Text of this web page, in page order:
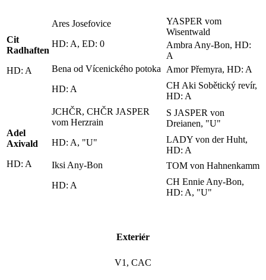
Cit
Radhaften
HD: A
Ares Josefovice
HD: A, ED: 0
YASPER vom
Wisentwald
Ambra Any-Bon, HD:
A
Bena od Vícenického potoka
HD: A
Amor Přemyra, HD: A
CH Aki Sobětický revír,
HD: A
Adel
Axivald
HD: A
JCHČR, CHČR JASPER
vom Herzrain
HD: A, "U"
S JASPER von
Dreianen, "U"
LADY von der Huht,
HD: A
Iksi Any-Bon
HD: A
TOM von Hahnenkamm
CH Ennie Any-Bon,
HD: A, "U"
Exteriér
V1, CAC